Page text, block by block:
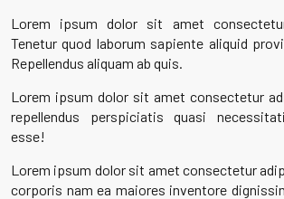
Lorem ipsum dolor sit amet
Tenetur quod laborum sapiente aliquid
Repellendus aliquam ab quis.
Lorem ipsum dolor sit amet consectetur
repellendus perspiciatis quasi
esse!
Lorem ipsum dolor sit amet consectetur
corporis nam ea maiores inventore